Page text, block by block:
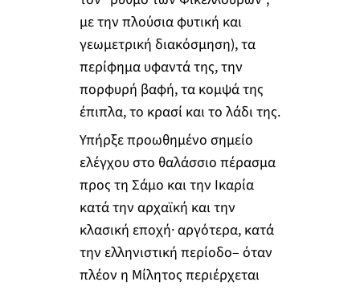
με την πλούσια φυτική και
γεωμετρική διακόσμηση), τα
περίφημα υφαντά της, την
πορφυρή βαφή, τα κομψά της
έπιπλα, το κρασί και το λάδι της.
Υπήρξε προωθημένο σημείο
ελέγχου στο θαλάσσιο πέρασμα
προς τη Σάμο και την Ικαρία
κατά την αρχαϊκή και την
κλασική εποχή· αργότερα, κατά
την ελληνιστική περίοδο– όταν
πλέον η Μίλητος περιέρχεται